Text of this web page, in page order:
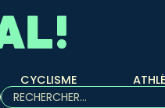
CYCLISME
Rechercher :